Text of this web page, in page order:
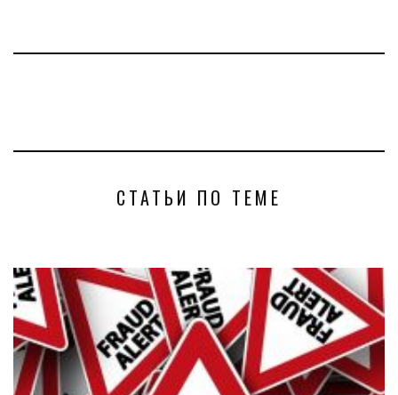
СТАТЬИ ПО ТЕМЕ